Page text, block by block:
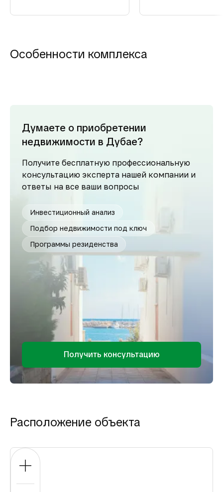
Особенности комплекса
Думаете о приобретении
недвижимости в Дубае?
Получите бесплатную профессиональную
консультацию эксперта нашей компании и
ответы на все ваши вопросы
Инвестиционный анализ
Подбор недвижимости под ключ
Программы резиденства
Получить консультацию
Расположение объекта